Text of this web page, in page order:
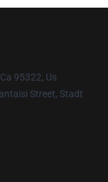
95322, Us
Street, Stadt